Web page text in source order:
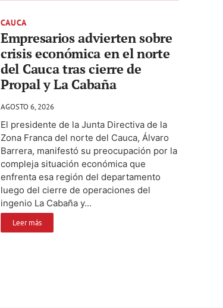
CAUCA
Empresarios advierten sobre
crisis económica en el norte
del Cauca tras cierre de
Propal y La Cabaña
AGOSTO 6, 2026
El presidente de la Junta Directiva de la
Zona Franca del norte del Cauca, Álvaro
Barrera, manifestó su preocupación por la
compleja situación económica que
enfrenta esa región del departamento
luego del cierre de operaciones del
ingenio La Cabaña y...
Leer más